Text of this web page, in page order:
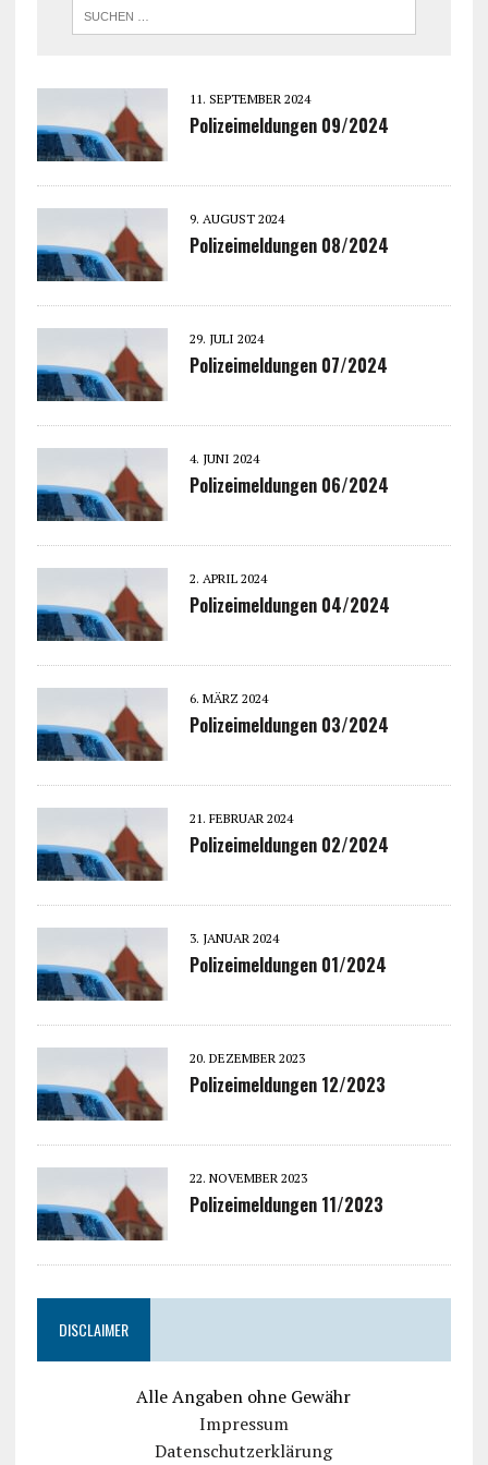
11. SEPTEMBER 2024
Polizeimeldungen 09/2024
9. AUGUST 2024
Polizeimeldungen 08/2024
29. JULI 2024
Polizeimeldungen 07/2024
4. JUNI 2024
Polizeimeldungen 06/2024
2. APRIL 2024
Polizeimeldungen 04/2024
6. MÄRZ 2024
Polizeimeldungen 03/2024
21. FEBRUAR 2024
Polizeimeldungen 02/2024
3. JANUAR 2024
Polizeimeldungen 01/2024
20. DEZEMBER 2023
Polizeimeldungen 12/2023
22. NOVEMBER 2023
Polizeimeldungen 11/2023
DISCLAIMER
Alle Angaben ohne Gewähr
Impressum
Datenschutzerklärung